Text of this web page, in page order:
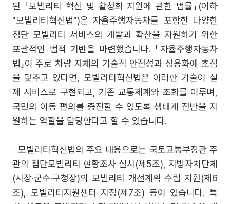
된 「모빌리티 혁신 및 활성화 지원에 관한 법률」(이하
"모빌리티혁신법")은 자율주행자동차를 포함한 다양한
첨단 모빌리티 서비스의 개발과 확산을 지원하기 위한
포괄적인 법적 기반을 마련했습니다. 「자율주행자동차
법」이 주로 차량 자체의 기술적 안전성과 상용화에 초점
을 맞추고 있다면, 모빌리티혁신법은 이러한 기술이 실
제 서비스로 구현되고, 기존 교통체계와 조화를 이루며,
국민의 이동 편의를 증진할 수 있도록 생태계 전반을 지
원하는 역할을 담당한다고 할 수 있습니다.
모빌리티혁신법의 주요 내용으로는 국토교통부장관 주
관의 첨단모빌리티 현황조사 실시(제5조), 지방자치단체
(시장·군수·구청장)의 모빌리티 개선계획 수립 지원(제6
조), 모빌리티지원센터 지정(제7조) 등이 있습니다. 특